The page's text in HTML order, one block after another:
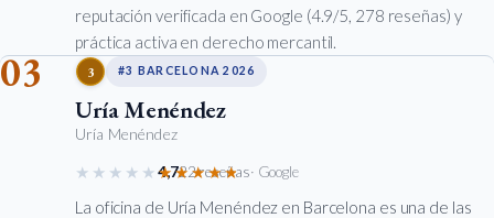
reputación verificada en Google (4.9/5, 278 reseñas) y
práctica activa en derecho mercantil.
03 3 #3 BARCELONA 2026
Uría Menéndez
Uría Menéndez
★★★★★★★★★★
4,722 reseñas· Google
La oficina de Uría Menéndez en Barcelona es una de las